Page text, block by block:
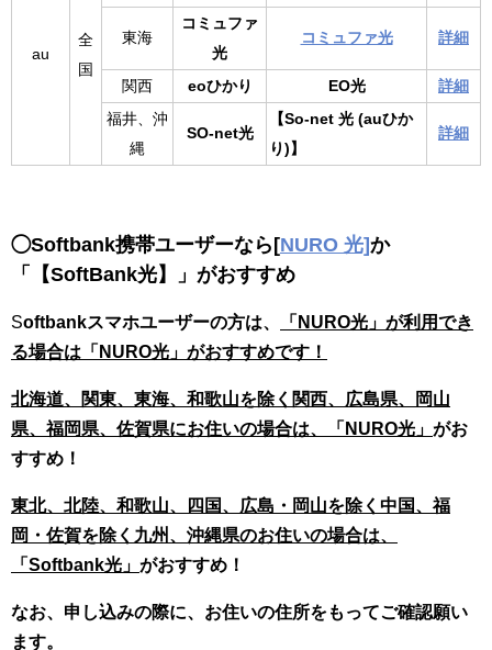
au
全
国
東海
コミュファ
光
コミュファ光 詳細
関西 eoひかり EO光
詳細
福井、沖
縄
SO-net光
【So-net 光 (auひか
り)】
詳細
◯Softbank携帯ユーザーなら[NURO 光]か
「【SoftBank光】」がおすすめ
Softbankスマホユーザーの方は、
「NURO光」が利用でき
る場合は「NURO光」がおすすめです！
北海道、関東、東海、和歌山を除く関西、広島県、岡山
県、福岡県、佐賀県にお住いの場合は、「NURO光」 がお
すすめ！
東北、北陸、和歌山、四国、広島・岡山を除く中国、福
岡・佐賀を除く九州、沖縄県のお住いの場合は、
「Softbank光」 がおすすめ！
なお、申し込みの際に、お住いの住所をもってご確認願い
ます。